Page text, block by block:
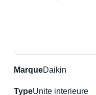
MarqueDaikin
TypeUnite interieure